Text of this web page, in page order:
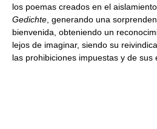
los poemas creados en el
Gedichte , generando una
bienvenida, obteniendo un
lejos de imaginar, siendo su
las prohibiciones impuestas y de sus